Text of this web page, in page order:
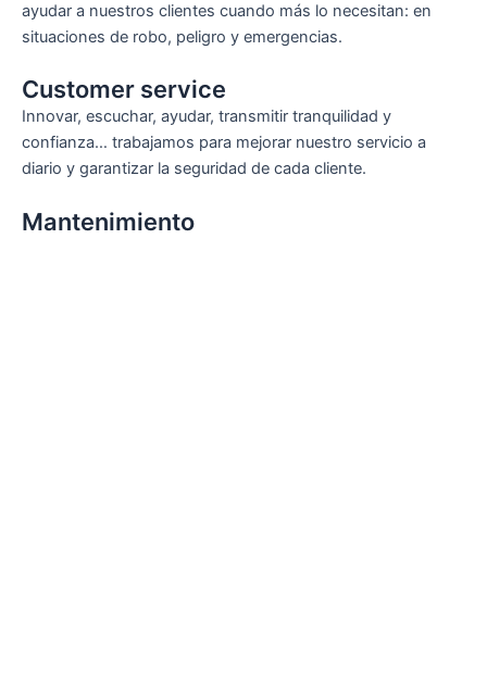
ayudar a nuestros clientes cuando más lo necesitan: en
situaciones de robo, peligro y emergencias.
Customer service
Innovar, escuchar, ayudar, transmitir tranquilidad y
confianza… trabajamos para mejorar nuestro servicio a
diario y garantizar la seguridad de cada cliente.
Mantenimiento